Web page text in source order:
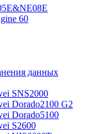
60
данных
SNS2000
Dorado2100 G2
Dorado5100
S2600